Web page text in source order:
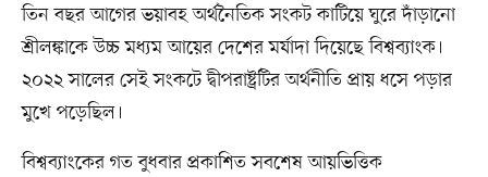
তিন বছর আগের ভয়াবহ অর্থনৈতিক সংকট কাটিয়ে ঘুরে দাঁড়ানো
শ্রীলঙ্কাকে উচ্চ মধ্যম আয়ের দেশের মর্যাদা দিয়েছে বিশ্বব্যাংক।
২০২২ সালের সেই সংকটে দ্বীপরাষ্ট্রটির অর্থনীতি প্রায় ধসে পড়ার
মুখে পড়েছিল।
বিশ্বব্যাংকের গত বুধবার প্রকাশিত সবশেষ আয়ভিত্তিক